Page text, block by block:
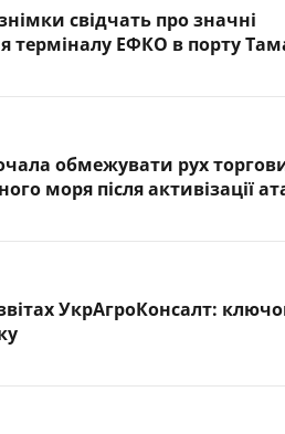
свідчать про значні
терміналу ЕФКО в порту
обмежувати рух
моря після активізації
УкрАгроКонсалт: